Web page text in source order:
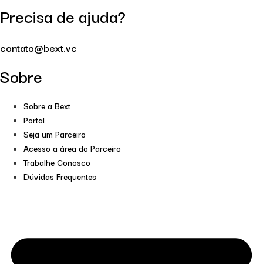
Precisa de ajuda?
contato@bext.vc
Sobre
Sobre a Bext
Portal
Seja um Parceiro
Acesso a área do Parceiro
Trabalhe Conosco
Dúvidas Frequentes